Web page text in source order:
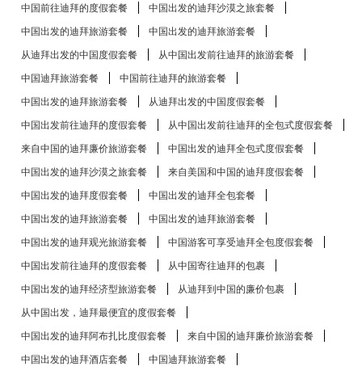
中国前往迪拜的度假套餐
中国出发的迪拜沙漠之旅套餐
中国出发的迪拜旅游套餐
中国出发的迪拜旅游套餐
从迪拜出发的中国度假套餐
从中国出发前往迪拜的旅游套餐
中国迪拜旅游套餐
中国前往迪拜的旅游套餐
中国出发的迪拜旅游套餐
从迪拜出发的中国度假套餐
中国出发前往迪拜的度假套餐
从中国出发前往迪拜的全包式度假套餐
来自中国的迪拜廉价旅游套餐
中国出发的迪拜全包式度假套餐
中国出发的迪拜沙漠之旅套餐
来自美国和中国的迪拜度假套餐
中国出发的迪拜度假套餐
中国出发的迪拜全包套餐
中国出发的迪拜旅游套餐
中国出发的迪拜旅游套餐
中国出发的迪拜观光旅游套餐
中国游客可享受迪拜全包度假套餐
中国出发前往迪拜的度假套餐
从中国寄往迪拜的包裹
中国出发的迪拜经济型旅游套餐
从迪拜到中国的廉价包裹
从中国出发，迪拜最便宜的度假套餐
中国出发的迪拜阿布扎比度假套餐
来自中国的迪拜廉价旅游套餐
中国出发的迪拜酒店套餐
中国迪拜旅游套餐